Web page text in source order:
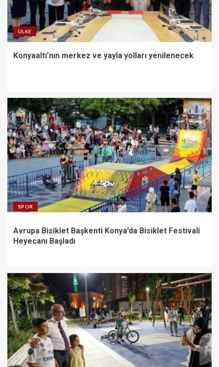
ÜLKE
Konyaaltı’nın merkez ve yayla yolları yenilenecek
SPOR
Avrupa Bisiklet Başkenti Konya’da Bisiklet Festivali
Heyecanı Başladı